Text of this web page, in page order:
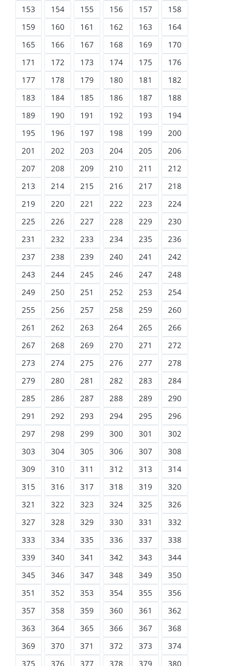
153
154 155 156 157
158
159
160 161 162 163
164
165
166 167 168 169
170
171
172 173 174 175
176
177
178 179 180 181
182
183
184 185 186 187
188
189
190 191 192 193
194
195
196 197 198 199
200
201
202 203 204 205
206
207
208 209 210 211
212
213
214 215 216 217
218
219
220 221 222 223
224
225
226 227 228 229
230
231
232 233 234 235
236
237
238 239 240 241
242
243
244 245 246 247
248
249
250 251 252 253
254
255
256 257 258 259
260
261
262 263 264 265
266
267
268 269 270 271
272
273
274 275 276 277
278
279
280 281 282 283
284
285
286 287 288 289
290
291
292 293 294 295
296
297
298 299 300 301
302
303
304 305 306 307
308
309
310 311 312 313
314
315
316 317 318 319
320
321
322 323 324 325
326
327
328 329 330 331
332
333
334 335 336 337
338
339
340 341 342 343
344
345
346 347 348 349
350
351
352 353 354 355
356
357
358 359 360 361
362
363
364 365 366 367
368
369
370 371 372 373
374
375
376 377 378 379 380